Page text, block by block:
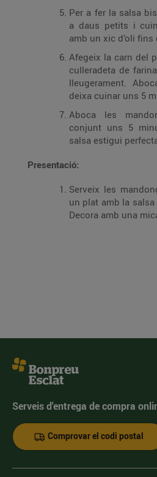
Per a fer la salsa
a daus petits i
amb un xic d’oli
Afegeix la carn del
culleradeta de
lleugerament.
deixa cuinar uns 5
Aboca les
conjunt uns 5
salsa estigui
Presentació:
Serveix les
un plat amb la
Decora amb una
Serveis d'entrega de compra
Comprovar el codi postal